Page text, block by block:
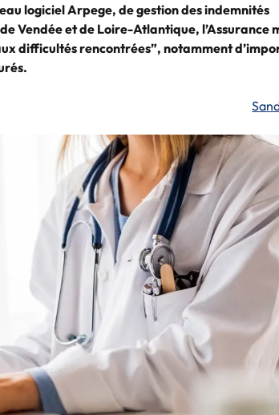
logiciel Arpege, de gestion des indemnités
Vendée et de Loire-Atlantique, l’Assurance
difficultés rencontrées”, notamment